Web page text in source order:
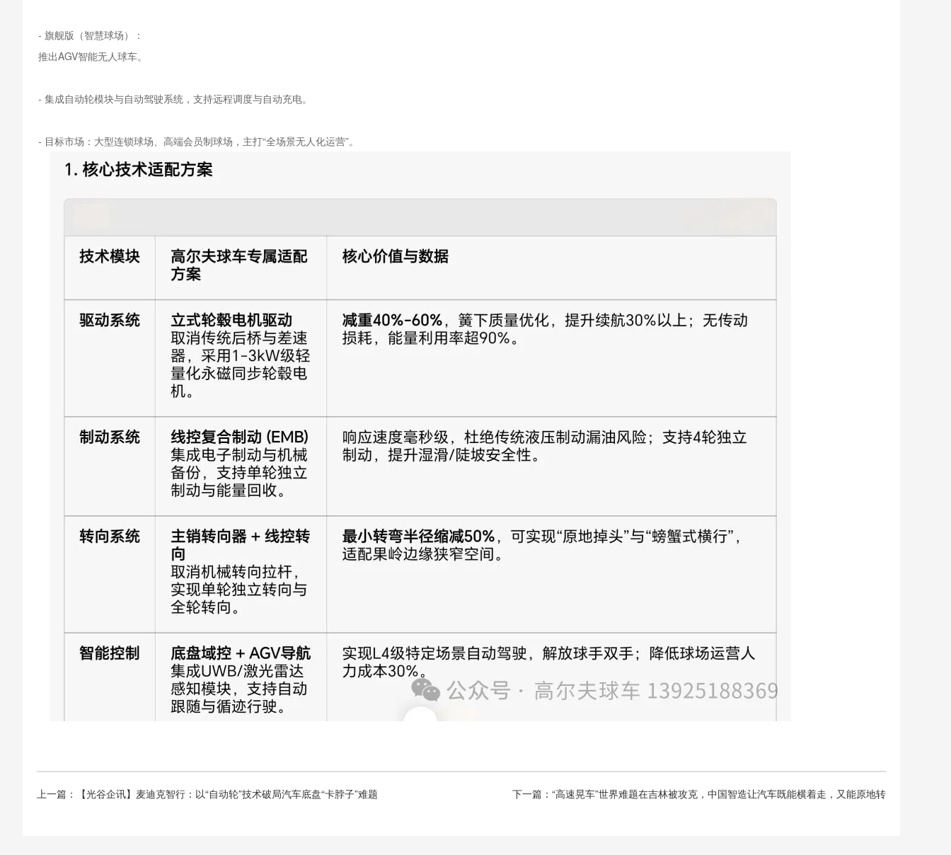
- 旗舰版（智慧球场）：
推出AGV智能无人球车。
- 集成自动轮模块与自动驾驶系统，支持远程调度与自动充电。
- 目标市场：大型连锁球场、高端会员制球场，主打“全场景无人化运营”。
上一篇：【光谷企讯】麦迪克智行：以“自动轮”技术破局汽车底盘“卡脖子”难题 下一篇：“高速晃车”世界难题在吉林被攻克，中国智造让汽车既能横着走，又能原地转